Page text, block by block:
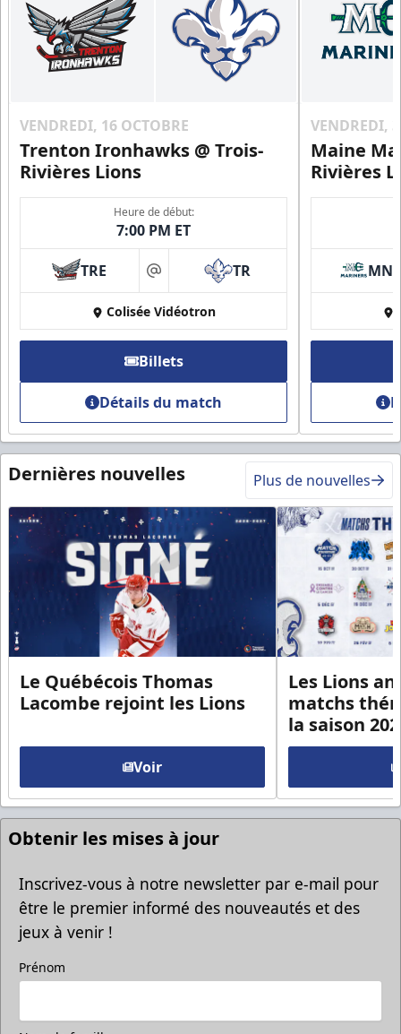
VENDREDI, 16 OCTOBRE
Trenton Ironhawks @ Trois-
Rivières Lions
Heure de début:
7:00 PM ET
TRE at TR
Colisée Vidéotron
Billets
Détails du match
VENDREDI,
Maine
Rivières
MNE
Dernières nouvelles Plus de nouvelles
Le Québécois Thomas
Lacombe rejoint les Lions
Voir
Les Lions
matchs
la saison
Obtenir les mises à jour
Inscrivez-vous à notre newsletter par e-mail pour
être le premier informé des nouveautés et des
jeux à venir !
Prénom